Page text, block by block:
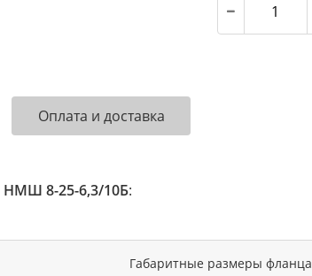
Оплата и доставка
НМШ 8-25-6,3/10Б:
Габаритные размеры фланца